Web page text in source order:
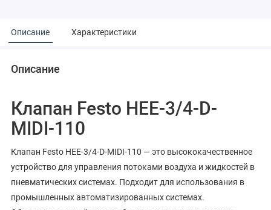
Описание Характеристики
Описание
Клапан Festo HEE-3/4-D-
MIDI-110
Клапан Festo HEE-3/4-D-MIDI-110 — это высококачественное
устройство для управления потоками воздуха и жидкостей в
пневматических системах. Подходит для использования в
промышленных автоматизированных системах.